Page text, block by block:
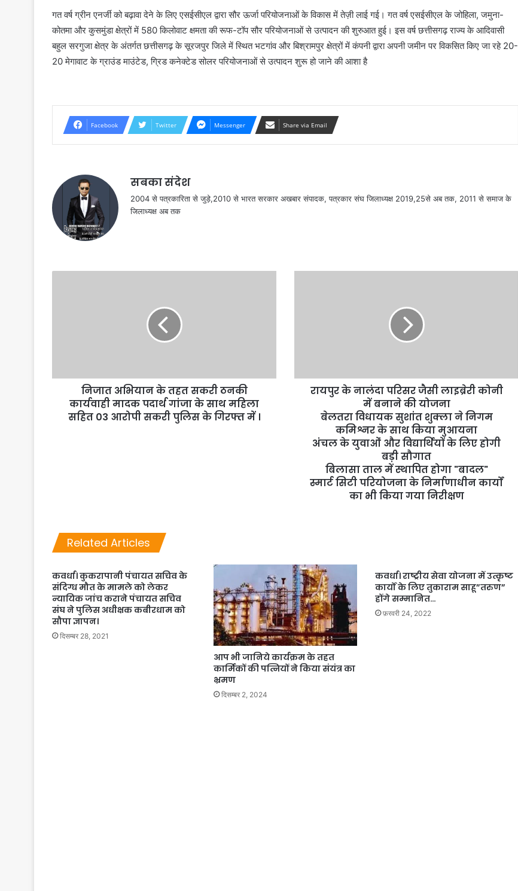
गत वर्ष ग्रीन एनर्जी को बढ़ावा देने के लिए एसईसीएल द्वारा सौर ऊर्जा परियोजनाओं के विकास में तेज़ी लाई गई। गत वर्ष एसईसीएल के जोहिला, जमुना-
कोतमा और कुसमुंडा क्षेत्रों में 580 किलोवाट क्षमता की रूफ-टॉप सौर परियोजनाओं से उत्पादन की शुरुआत हुई। इस वर्ष छत्तीसगढ़ राज्य के आदिवासी
बहुल सरगुजा क्षेत्र के अंतर्गत छत्तीसगढ़ के सूरजपुर जिले में स्थित भटगांव और बिश्रामपुर क्षेत्रों में कंपनी द्वारा अपनी जमीन पर विकसित किए जा रहे 20-
20 मेगावाट के ग्राउंड माउंटेड, ग्रिड कनेक्टेड सोलर परियोजनाओं से उत्पादन शुरू हो जाने की आशा है
Facebook Twitter Messenger Share via Email
सबका संदेश
2004 से पत्रकारिता से जुड़े,2010 से भारत सरकार अखबार संपादक, पत्रकार संघ जिलाध्यक्ष 2019,25से अब तक, 2011 से समाज के
जिलाध्यक्ष अब तक
निजात अभियान के तहत सकरी ठनकी
कार्यवाही मादक पदार्थ गांजा के साथ महिला
सहित 03 आरोपी सकरी पुलिस के गिरफ्त में ।
रायपुर के नालंदा परिसर जैसी लाइब्रेरी कोनी
में बनाने की योजना
बेलतरा विधायक सुशांत शुक्ला ने निगम
कमिश्नर के साथ किया मुआयना
अंचल के युवाओं और विद्यार्थियों के लिए होगी
बड़ी सौगात
बिलासा ताल में स्थापित होगा "बादल"
स्मार्ट सिटी परियोजना के निर्माणाधीन कार्यों
का भी किया गया निरीक्षण
Related Articles
कवर्धा। कुकरापानी पंचायत सचिव के
संदिग्ध मौत के मामले को लेकर
न्यायिक जांच कराने पंचायत सचिव
संघ ने पुलिस अधीक्षक कबीरधाम को
सौपा ज्ञापन।
दिसम्बर 28, 2021
आप भी जानिये कार्यक्रम के तहत
कार्मिकों की पत्नियों ने किया संयंत्र का
भ्रमण
दिसम्बर 2, 2024
कवर्धा। राष्ट्रीय सेवा योजना में उत्कृष्ट
कार्यों के लिए तुकाराम साहू”तरुण”
होंगे सम्मानित…
फ़रवरी 24, 2022